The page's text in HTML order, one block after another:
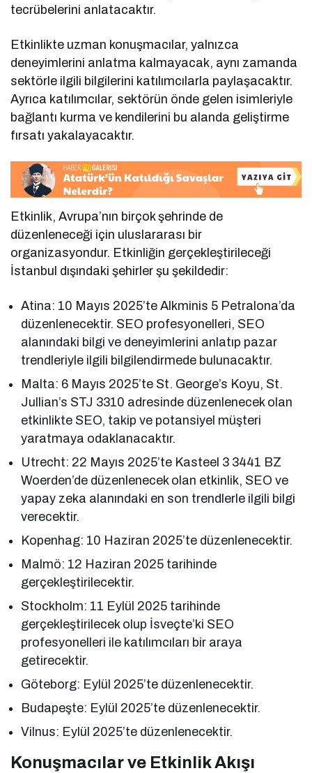
tecrübelerini anlatacaktır.
Etkinlikte uzman konuşmacılar, yalnızca
deneyimlerini anlatma kalmayacak, aynı zamanda
sektörle ilgili bilgilerini katılımcılarla paylaşacaktır.
Ayrıca katılımcılar, sektörün önde gelen isimleriyle
bağlantı kurma ve kendilerini bu alanda geliştirme
fırsatı yakalayacaktır.
Etkinlik, Avrupa’nın birçok şehrinde de
düzenleneceği için uluslararası bir
organizasyondur. Etkinliğin gerçekleştirileceği
İstanbul dışındaki şehirler şu şekildedir:
Atina: 10 Mayıs 2025’te Alkminis 5 Petralona’da
düzenlenecektir. SEO profesyonelleri, SEO
alanındaki bilgi ve deneyimlerini anlatıp pazar
trendleriyle ilgili bilgilendirmede bulunacaktır.
Malta: 6 Mayıs 2025’te St. George’s Koyu, St.
Jullian’s STJ 3310 adresinde düzenlenecek olan
etkinlikte SEO, takip ve potansiyel müşteri
yaratmaya odaklanacaktır.
Utrecht: 22 Mayıs 2025’te Kasteel 3 3441 BZ
Woerden’de düzenlenecek olan etkinlik, SEO ve
yapay zeka alanındaki en son trendlerle ilgili bilgi
verecektir.
Kopenhag: 10 Haziran 2025’te düzenlenecektir.
Malmö: 12 Haziran 2025 tarihinde
gerçekleştirilecektir.
Stockholm: 11 Eylül 2025 tarihinde
gerçekleştirilecek olup İsveçte’ki SEO
profesyonelleri ile katılımcıları bir araya
getirecektir.
Göteborg: Eylül 2025’te düzenlenecektir.
Budapeşte: Eylül 2025’te düzenlenecektir.
Vilnus: Eylül 2025’te düzenlenecektir.
Konuşmacılar ve Etkinlik Akışı